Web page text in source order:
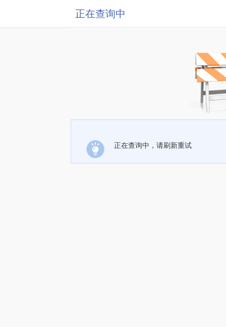
正在查询中
正在查询中，请刷新重试